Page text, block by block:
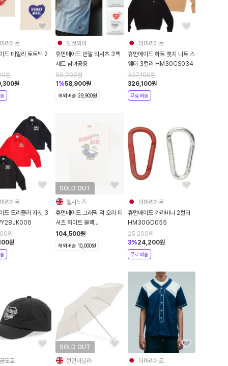
리에르
드 데일리 토트백 2
원
원
도쿄와이
휴먼메이드 반팔 티셔츠 3팩
세트 남녀공용
59,900원
1 %58,900원
해외배송 29,900원
더마리에르
휴먼메이드 하트 뱃지 니트 스
웨터 3컬러 HM30CS034
327,100원
326,100원
무료배송
리에르
드 드리즐러 자켓 3
원
원
SOLD OUT
첼시노즈
휴먼메이드 그래픽 덕 오리 티
셔츠 화이트 블랙
HM29TE006
104,500원
해외배송 10,000원
더마리에르
휴먼메이드 카라비너 2컬러
HM30GD055
25,200원
3%24,200원
무료배송
도쿄
SOLD OUT
런던바닐라
더마리에르